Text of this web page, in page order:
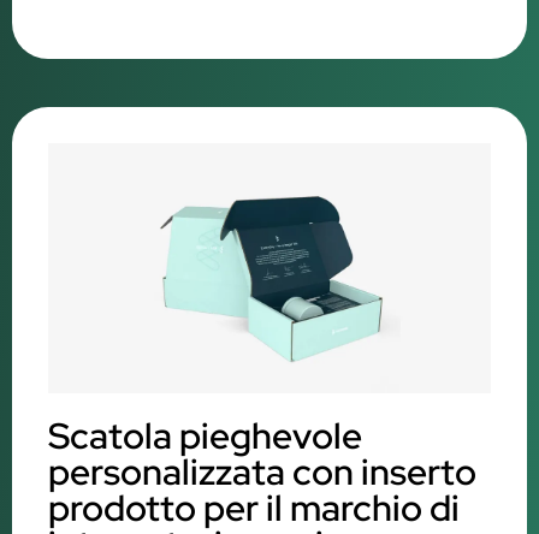
Scatola pieghevole
personalizzata con inserto
prodotto per il marchio di